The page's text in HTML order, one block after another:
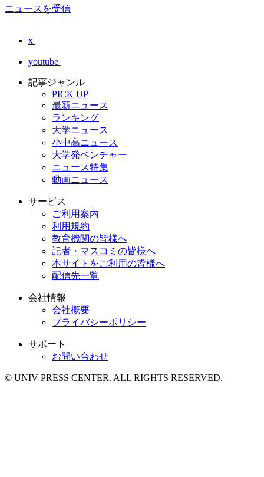
ニュースを受信
x
youtube
記事ジャンル
PICK UP
最新ニュース
ランキング
大学ニュース
小中高ニュース
大学発ベンチャー
ニュース特集
動画ニュース
サービス
ご利用案内
利用規約
教育機関の皆様へ
記者・マスコミの皆様へ
本サイトをご利用の皆様へ
配信先一覧
会社情報
会社概要
プライバシーポリシー
サポート
お問い合わせ
© UNIV PRESS CENTER. ALL RIGHTS RESERVED.